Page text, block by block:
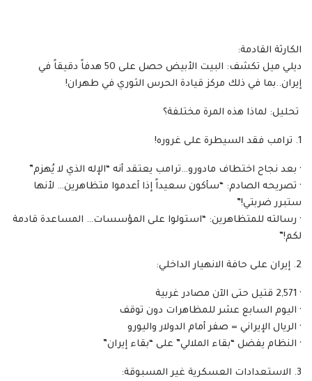
‏الكارثة القادمة:
‏ديلي ميل تكشف: البيت الأبيض حصل على 50 هدفاً دقيقاً في
إيران..بما في ذلك مركز قيادة الحرس الثوري في طهران!
‏ تحليل: لماذا هذه المرة مختلفة؟
‏· بعد نجاح اختطاف مادورو…ترامب يعتقد أنه “الإله الذي لا يُهزم”
‏· تصريحه الصادم: “سأكون سعيداً إذا أعدموا متظاهرين… لأنها
ستبرر ضربتي!”
‏· رسالته للمتظاهرين: “استولوا على المؤسسات… المساعدة قادمة
لكم!”
‏· 2,571 قتيل حتى الآن مصادر غربية
‏· اليوم السابع عشر للمظاهرات دون توقف
‏· الريال الإيراني = صفر أمام الدولار واليورو
‏· النظام يفضل “بقاء الملالي” على “بقاء إيران”